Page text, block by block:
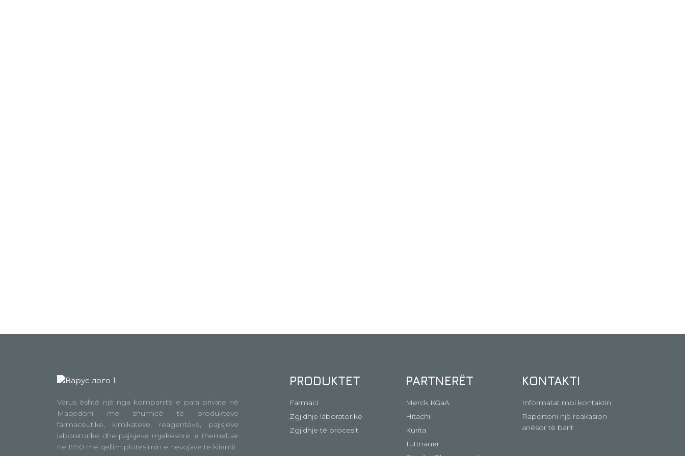
Varus është një nga kompanitë e para private në
Maqedoni me shumicë të produkteve
farmaceutike, kimikateve, reagentëve, pajisjeve
laboratorike dhe pajisjeve mjekësore, e themeluar
në 1990 me qëllim plotësimin e nevojave të klientit
PRODUKTET
Farmaci
Zgjidhje laboratorike
Zgjidhje të procesit
PARTNERËT
Merck KGaA
Hitachi
Kurita
Tuttnauer
KONTAKTI
Informatat mbi kontaktin
Raportoni një reakasion
anësor të barit